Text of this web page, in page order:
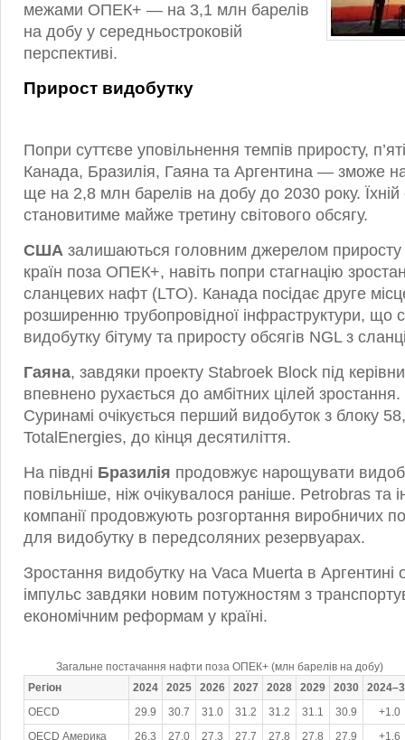
межами ОПЕК+ — на 3,1 млн барелів
на добу у середньостроковій
перспективі.
Прирост видобутку
Попри суттєве уповільнення темпів приросту,
Канада, Бразилія, Гаяна та Аргентина — зможе
ще на 2,8 млн барелів на добу до 2030 року. Їхній
становитиме майже третину світового обсягу.
США залишаються головним джерелом приросту
країн поза ОПЕК+, навіть попри стагнацію
сланцевих нафт (LTO). Канада посідає друге
розширенню трубопровідної інфраструктури, що
видобутку бітуму та приросту обсягів NGL з
Гаяна, завдяки проекту Stabroek Block під
впевнено рухається до амбітних цілей
Суринамі очікується перший видобуток з блоку
TotalEnergies, до кінця десятиліття.
На півдні Бразилія продовжує нарощувати
повільніше, ніж очікувалося раніше. Petrobras та
компанії продовжують розгортання виробничих
для видобутку в передсоляних резервуарах.
Зростання видобутку на Vaca Muerta в Аргентині
імпульс завдяки новим потужностям з
економічним реформам у країні.
Загальне постачання нафти поза ОПЕК+ (млн барелів на добу)
Регіон
2024 2025 2026 2027 2028 2029 2030
OECD
29.9 30.7 31.0 31.2 31.2 31.1 30.9
+1.0
OECD Америка
26.3 27.0 27.3 27.7 27.8 27.8 27.9
+1.6